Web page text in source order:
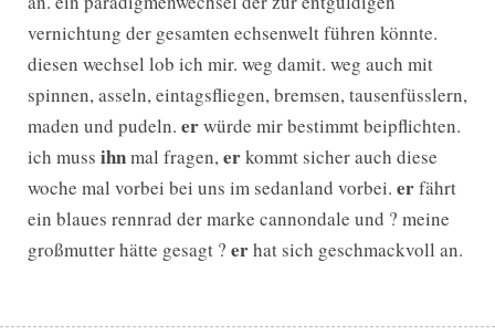
vernichtung der gesamten echsenwelt führen könnte.
diesen wechsel lob ich mir. weg damit. weg auch mit
spinnen, asseln, eintagsfliegen, bremsen, tausenfüsslern,
maden und pudeln. erwürde mir bestimmt beipflichten.
ich muss ihnmal fragen,erkommt sicher auch diese
woche mal vorbei bei uns im sedanland vorbei. erfährt
ein blaues rennrad der marke cannondale und ? meine
großmutter hätte gesagt ? erhat sich geschmackvoll an.